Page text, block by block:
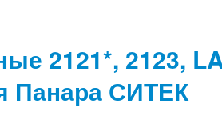
2121*, 2123,
Панара СИТЕК